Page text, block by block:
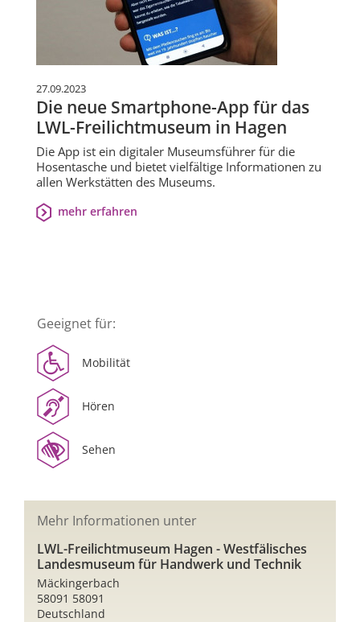
27.09.2023
Die neue Smartphone-App für das
LWL-Freilichtmuseum in Hagen
Die App ist ein digitaler Museumsführer für die
Hosentasche und bietet vielfältige Informationen zu
allen Werkstätten des Museums.
mehr erfahren
Geeignet für:
Mobilität
Hören
Sehen
Mehr Informationen unter
LWL-Freilichtmuseum Hagen - Westfälisches
Landesmuseum für Handwerk und Technik
Mäckingerbach
58091 58091
Deutschland